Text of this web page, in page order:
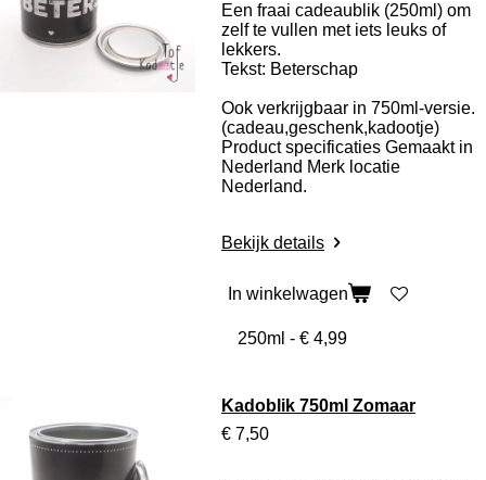
Een fraai cadeaublik (250ml) om
zelf te vullen met iets leuks of
lekkers.
Tekst: Beterschap
Ook verkrijgbaar in 750ml-versie.
(cadeau,geschenk,kadootje)
Product specificaties Gemaakt in
Nederland Merk locatie
Nederland.
Bekijk details
In winkelwagen
Kadoblik 750ml Zomaar
€ 7,50